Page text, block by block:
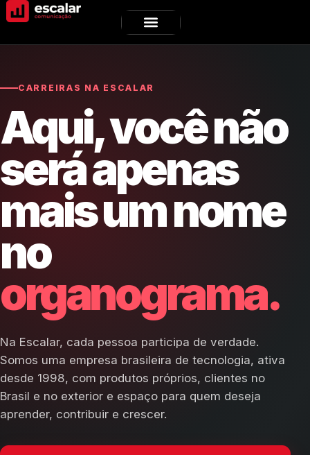
CARREIRAS NA ESCALAR
Aqui, você não
será apenas
mais um nome
no
organograma.
Na Escalar, cada pessoa participa de verdade.
Somos uma empresa brasileira de tecnologia, ativa
desde 1998, com produtos próprios, clientes no
Brasil e no exterior e espaço para quem deseja
aprender, contribuir e crescer.